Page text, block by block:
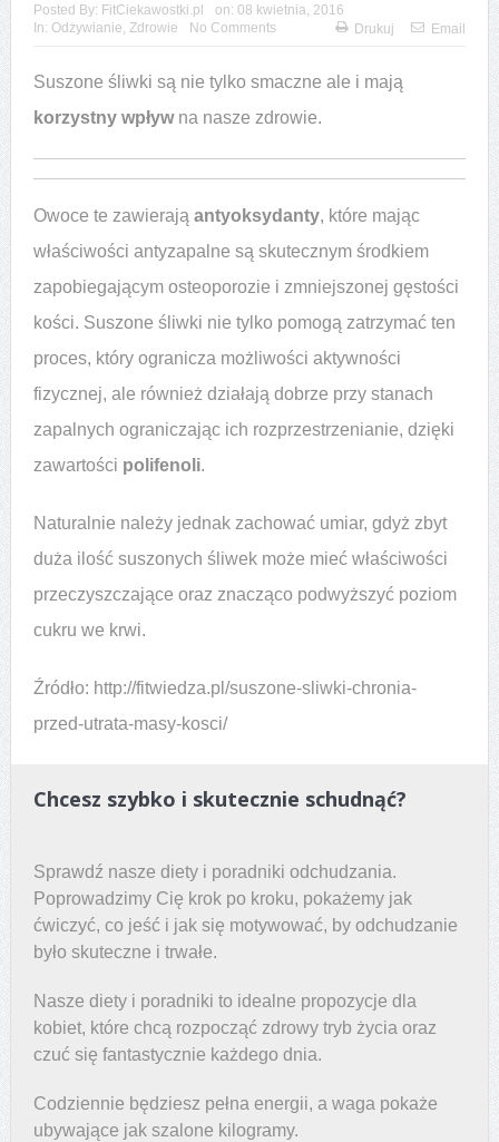
Posted By: FitCiekawostki.pl on: 08 kwietnia, 2016
In: Odżywianie, Zdrowie No Comments Drukuj Email
Suszone śliwki są nie tylko smaczne ale i mają
korzystny wpływna nasze zdrowie.
Owoce te zawierają antyoksydanty, które mając
właściwości antyzapalne są skutecznym środkiem
zapobiegającym osteoporozie i zmniejszonej gęstości
kości. Suszone śliwki nie tylko pomogą zatrzymać ten
proces, który ogranicza możliwości aktywności
fizycznej, ale również działają dobrze przy stanach
zapalnych ograniczając ich rozprzestrzenianie, dzięki
zawartości polifenoli.
Naturalnie należy jednak zachować umiar, gdyż zbyt
duża ilość suszonych śliwek może mieć właściwości
przeczyszczające oraz znacząco podwyższyć poziom
cukru we krwi.
Źródło: http://fitwiedza.pl/suszone-sliwki-chronia-
przed-utrata-masy-kosci/
Chcesz szybko i skutecznie schudnąć?
Sprawdź nasze diety i poradniki odchudzania.
Poprowadzimy Cię krok po kroku, pokażemy jak
ćwiczyć, co jeść i jak się motywować, by odchudzanie
było skuteczne i trwałe.
Nasze diety i poradniki to idealne propozycje dla
kobiet, które chcą rozpocząć zdrowy tryb życia oraz
czuć się fantastycznie każdego dnia.
Codziennie będziesz pełna energii, a waga pokaże
ubywające jak szalone kilogramy.